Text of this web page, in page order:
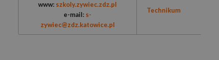
www: szkoly.zywiec.zdz.pl
e-mail: s-
zywiec@zdz.katowice.pl
Technikum